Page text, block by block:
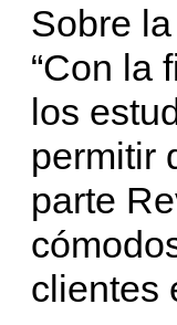
Sobre
“Con la
los
permitir
parte
clientes